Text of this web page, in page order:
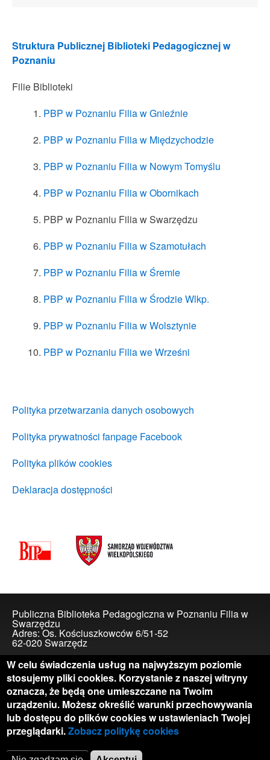
Struktura Publicznej Biblioteki Pedagogicznej w
Poznaniu
Filie Biblioteki
PBP w Poznaniu Filia w Gnieźnie
PBP w Poznaniu Filia w Międzychodzie
PBP w Poznaniu Filia w Nowym Tomyślu
PBP w Poznaniu Filia w Obornikach
PBP w Poznaniu Filia w Swarzędzu
PBP w Poznaniu Filia w Szamotułach
PBP w Poznaniu Filia w Śremie
PBP w Poznaniu Filia w Środzie Wlkp.
PBP w Poznaniu Filia w Wolsztynie
PBP w Poznaniu Filia we Wrześni
Polityka przetwarzania danych osobowych
Polityka prywatności fanpage Facebook
Polityka plików cookies
Deklaracja dostępności
Publiczna Biblioteka Pedagogiczna w Poznaniu Filia w
Swarzędzu
Adres: Os. Kościuszkowców 6/51-52
62-020 Swarzędz
Skontaktuj się z nami
telefon: 577 001 347
e-mail:biblioteka@swarzedz.pbp.poznan.pl
Biblioteka czynna w dni robocze w godzinach 9.00-17.00,
w drugą i czwartą sobotę miesiąca w godzinach 9.00-
15.00
W celu świadczenia usług na najwyższym poziomie
stosujemy pliki cookies. Korzystanie z naszej witryny
oznacza, że będą one umieszczane na Twoim
urządzeniu. Możesz określić warunki przechowywania
lub dostępu do plików cookies w ustawieniach Twojej
przeglądarki.Zobacz politykę cookies